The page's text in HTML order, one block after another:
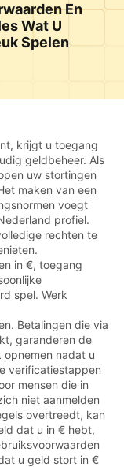
En
Wat U
Spelen
krijgt u toegang
geldbeheer. Als
uw stortingen
maken van een
voegt
profiel.
rechten te
in €, toegang
spel. Werk
Betalingen die via
garanderen de
nadat u
verificatiestappen
mensen die in
niet aanmelden
overtreedt, kan
dat u in € hebt,
u geld stort in €